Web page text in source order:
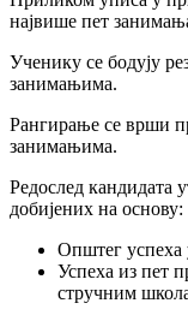
највише пет
Ученику се бодују
занимањима.
Рангирање се врши
занимањима.
Редослед кандидата
добијених на основу:
Општег успеха
Успеха из пет
стручним